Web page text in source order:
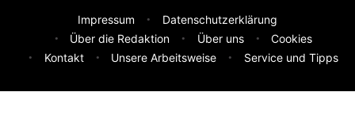
Impressum
Datenschutzerklärung
Über die Redaktion
Über uns
Cookies
Kontakt
Unsere Arbeitsweise Service und Tipps